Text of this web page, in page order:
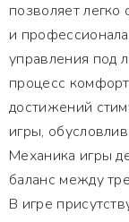
позволяет легко
и
управления под
процесс
достижений
игры,
Механика игры
баланс между
В игре